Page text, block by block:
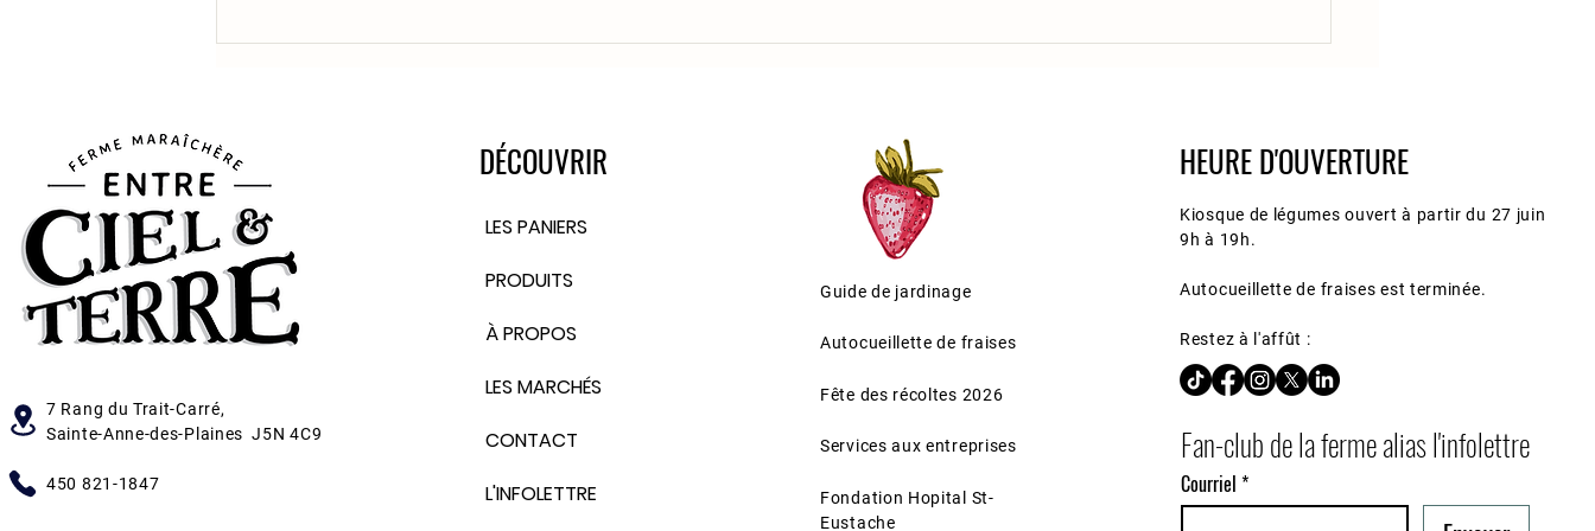
7 Rang du Trait-Carré,
Sainte-Anne-des-Plaines J5N 4C9
450 821-1847
DÉCOUVRIR
LES PANIERS
PRODUITS
À PROPOS
LES MARCHÉS
CONTACT
L'INFOLETTRE
Guide de jardinage
Autocueillette de fraises
Fête des récoltes 2026
Services aux entreprises
Fondation Hopital St-
Eustache
HEURE D'OUVERTURE
Kiosque de légumes ouvert à partir du 27 juin
9h à 19h.
Autocueillette de fraises est terminée.
Restez à l'affût :
Fan-club de la ferme alias l'infolettre
Courriel *